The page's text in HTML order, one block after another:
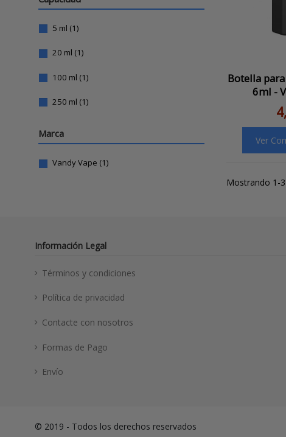
Botella
6ml -
Ver
Mostrando 1-
5 ml (1)
20 ml (1)
100 ml (1)
250 ml (1)
Marca
Vandy Vape (1)
Información Legal
Términos y condiciones
Política de privacidad
Contacte con nosotros
Formas de Pago
Envío
© 2019 - Todos los derechos reservados